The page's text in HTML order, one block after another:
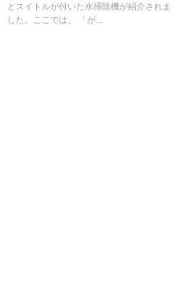
とスイトルが付いた水掃除機が紹介されま
した。ここでは、 「が...